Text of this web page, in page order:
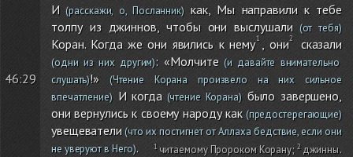
46:29
И(расскажи, о, Посланник)как, Мы направили к тебе
толпу из джиннов, чтобы они выслушали(от тебя)
Коран. Когда же они явились к нему , они сказали
(одни из них другим): «Молчите(и давайте внимательно
слушать)!» (Чтение Корана произвело на них сильное
впечатление)И когда(чтение Корана)было завершено,
они вернулись к своему народу как(предостерегающие)
увещеватели(что их постигнет от Аллаха бедствие, если они
не уверуют в Него). читаемому Пророком Корану; джинны.